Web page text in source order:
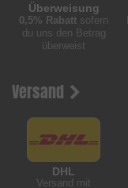
Überweisung
0,5% Rabatt sofern
du uns den Betrag
überweist
Versand
DHL
Versand mit